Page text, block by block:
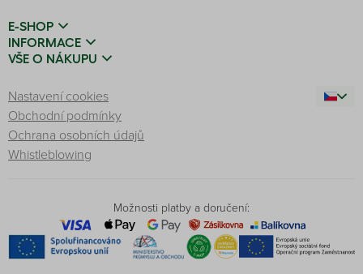
E-SHOP
INFORMACE
VŠE O NÁKUPU
Nastavení cookies
Obchodní podmínky
Ochrana osobních údajů
Whistleblowing
Možnosti platby a doručení: